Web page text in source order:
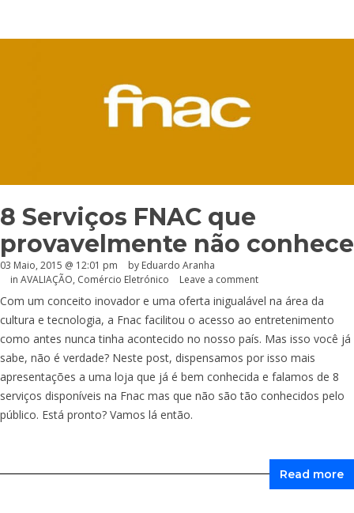
8 Serviços FNAC que
provavelmente não conhece
03 Maio, 2015 @ 12:01 pm by Eduardo Aranha
in AVALIAÇÃO, Comércio Eletrónico Leave a comment
Com um conceito inovador e uma oferta inigualável na área da
cultura e tecnologia, a Fnac facilitou o acesso ao entretenimento
como antes nunca tinha acontecido no nosso país. Mas isso você já
sabe, não é verdade? Neste post, dispensamos por isso mais
apresentações a uma loja que já é bem conhecida e falamos de 8
serviços disponíveis na Fnac mas que não são tão conhecidos pelo
público. Está pronto? Vamos lá então.
Read more